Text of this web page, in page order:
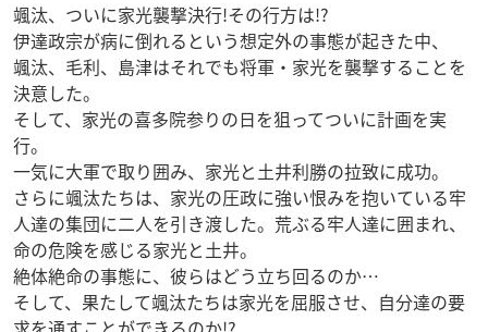
颯汰、ついに家光襲撃決行!その行方は!?
伊達政宗が病に倒れるという想定外の事態が起きた中、
颯汰、毛利、島津はそれでも将軍・家光を襲撃することを
決意した。
そして、家光の喜多院参りの日を狙ってついに計画を実
行。
一気に大軍で取り囲み、家光と土井利勝の拉致に成功。
さらに颯汰たちは、家光の圧政に強い恨みを抱いている牢
人達の集団に二人を引き渡した。荒ぶる牢人達に囲まれ、
命の危険を感じる家光と土井。
絶体絶命の事態に、彼らはどう立ち回るのか…
そして、果たして颯汰たちは家光を屈服させ、自分達の要